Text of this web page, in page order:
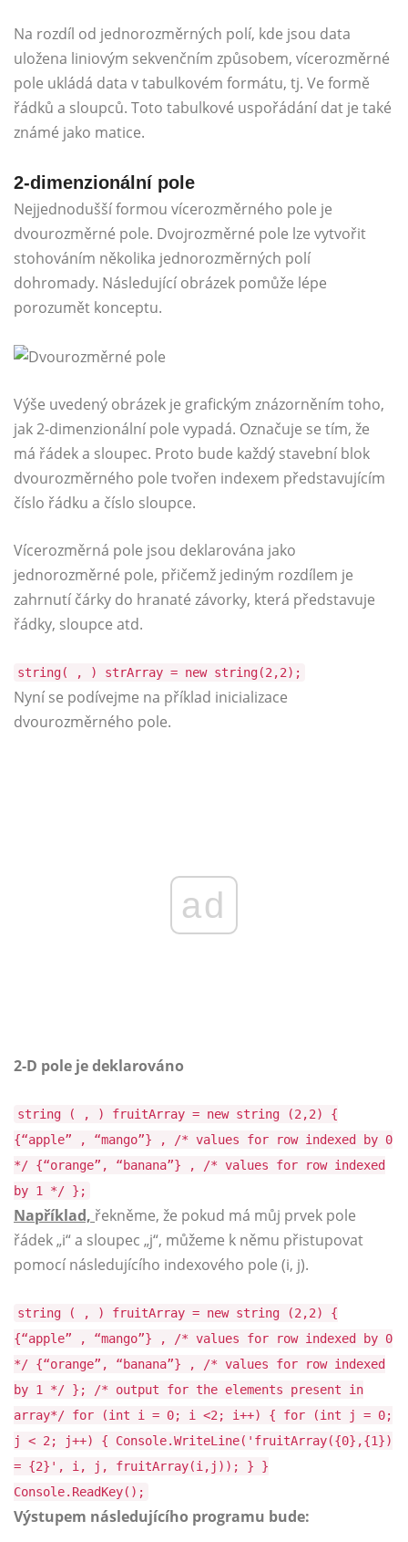
Na rozdíl od jednorozměrných polí, kde jsou data
uložena liniovým sekvenčním způsobem, vícerozměrné
pole ukládá data v tabulkovém formátu, tj. Ve formě
řádků a sloupců. Toto tabulkové uspořádání dat je také
známé jako matice.
2-dimenzionální pole
Nejjednodušší formou vícerozměrného pole je
dvourozměrné pole. Dvojrozměrné pole lze vytvořit
stohováním několika jednorozměrných polí
dohromady. Následující obrázek pomůže lépe
porozumět konceptu.
Výše uvedený obrázek je grafickým znázorněním toho,
jak 2-dimenzionální pole vypadá. Označuje se tím, že
má řádek a sloupec. Proto bude každý stavební blok
dvourozměrného pole tvořen indexem představujícím
číslo řádku a číslo sloupce.
Vícerozměrná pole jsou deklarována jako
jednorozměrné pole, přičemž jediným rozdílem je
zahrnutí čárky do hranaté závorky, která představuje
řádky, sloupce atd.
string( , ) strArray = new string(2,2);
Nyní se podívejme na příklad inicializace
dvourozměrného pole.
ad
2-D pole je deklarováno
string ( , ) fruitArray = new string (2,2) {
{“apple” , “mango”} , /* values for row indexed by 0
*/ {“orange”, “banana”} , /* values for row indexed
by 1 */ };
Například, řekněme, že pokud má můj prvek pole
řádek „i“ a sloupec „j“, můžeme k němu přistupovat
pomocí následujícího indexového pole (i, j).
string ( , ) fruitArray = new string (2,2) {
{“apple” , “mango”} , /* values for row indexed by 0
*/ {“orange”, “banana”} , /* values for row indexed
by 1 */ }; /* output for the elements present in
array*/ for (int i = 0; i <2; i++) { for (int j = 0;
j < 2; j++) { Console.WriteLine('fruitArray({0},{1})
= {2}', i, j, fruitArray(i,j)); } }
Console.ReadKey();
Výstupem následujícího programu bude: